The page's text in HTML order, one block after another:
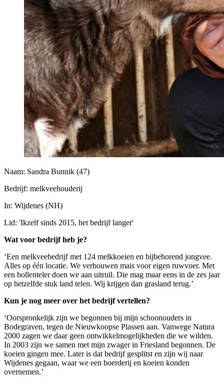
Naam: Sandra Bunnik (47)
Bedrijf: melkveehouderij
In: Wijdenes (NH)
Lid: 'Ikzelf sinds 2015, het bedrijf langer'
Wat voor bedrijf heb je?
‘Een melkveebedrijf met 124 melkkoeien en bijbehorend jongvee.
Alles op één locatie. We verbouwen mais voor eigen ruwvoer. Met
een bollenteler doen we aan uitruil. Die mag maar eens in de zes jaar
op hetzelfde stuk land telen. Wij krijgen dan grasland terug.’
Kun je nog meer over het bedrijf vertellen?
‘Oorspronkelijk zijn we begonnen bij mijn schoonouders in
Bodegraven, tegen de Nieuwkoopse Plassen aan. Vanwege Natura
2000 zagen we daar geen ontwikkelmogelijkheden die we wilden.
In 2003 zijn we samen met mijn zwager in Friesland begonnen. De
koeien gingen mee. Later is dat bedrijf gesplitst en zijn wij naar
Wijdenes gegaan, waar we een boerderij en koeien konden
overnemen.’